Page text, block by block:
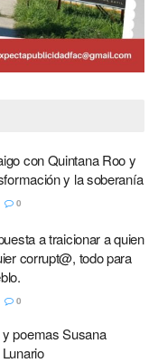
con Quintana Roo y
y la soberanía
0
a traicionar a quien
corrupt@, todo para
0
poemas Susana